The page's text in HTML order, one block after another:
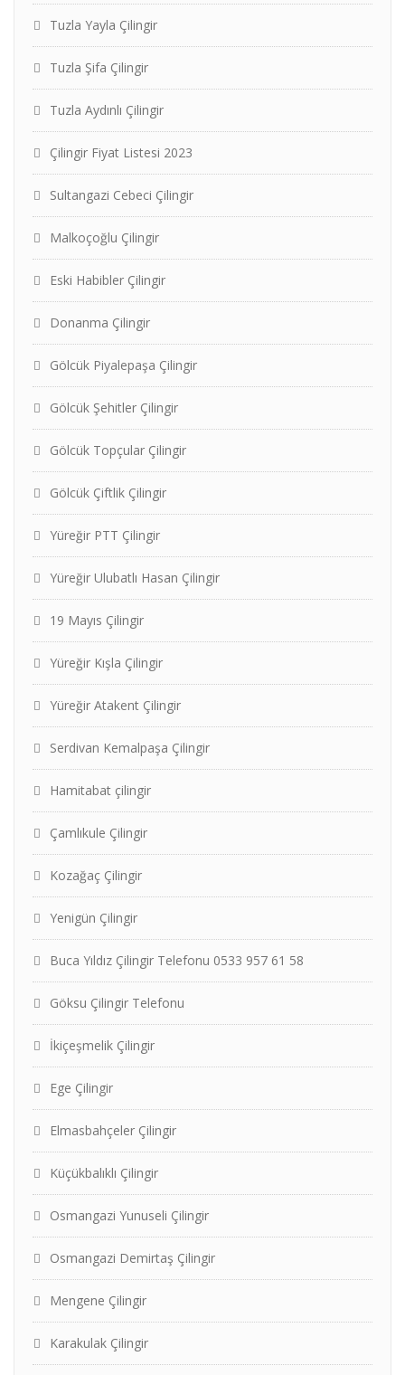
Tuzla Yayla Çilingir
Tuzla Şifa Çilingir
Tuzla Aydınlı Çilingir
Çilingir Fiyat Listesi 2023
Sultangazi Cebeci Çilingir
Malkoçoğlu Çilingir
Eski Habibler Çilingir
Donanma Çilingir
Gölcük Piyalepaşa Çilingir
Gölcük Şehitler Çilingir
Gölcük Topçular Çilingir
Gölcük Çiftlik Çilingir
Yüreğir PTT Çilingir
Yüreğir Ulubatlı Hasan Çilingir
19 Mayıs Çilingir
Yüreğir Kışla Çilingir
Yüreğir Atakent Çilingir
Serdivan Kemalpaşa Çilingir
Hamitabat çilingir
Çamlıkule Çilingir
Kozağaç Çilingir
Yenigün Çilingir
Buca Yıldız Çilingir Telefonu 0533 957 61 58
Göksu Çilingir Telefonu
İkiçeşmelik Çilingir
Ege Çilingir
Elmasbahçeler Çilingir
Küçükbalıklı Çilingir
Osmangazi Yunuseli Çilingir
Osmangazi Demirtaş Çilingir
Mengene Çilingir
Karakulak Çilingir